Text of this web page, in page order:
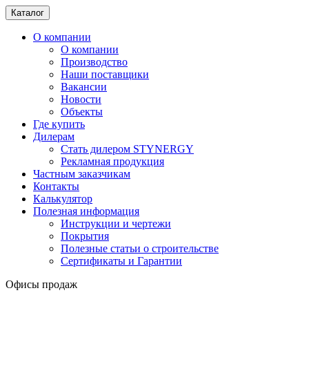
Каталог
О компании
О компании
Производство
Наши поставщики
Вакансии
Новости
Объекты
Где купить
Дилерам
Стать дилером STYNERGY
Рекламная продукция
Частным заказчикам
Контакты
Калькулятор
Полезная информация
Инструкции и чертежи
Покрытия
Полезные статьи о строительстве
Сертификаты и Гарантии
Офисы продаж